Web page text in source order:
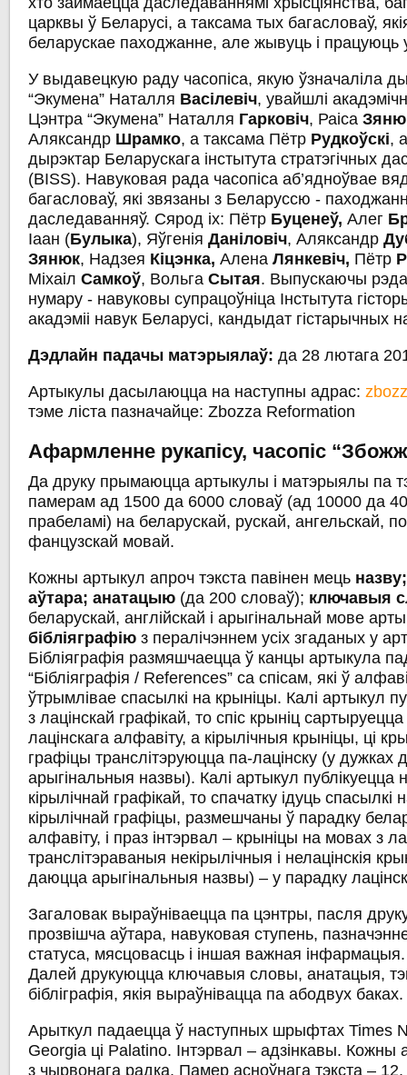
царквы ў Беларусі, а таксама тых багасловаў,
беларускае паходжанне, але жывуць і
У выдавецкую раду часопіса, якую ўзначаліла
“Экумена” Наталля Васілевіч, увайшлі
Цэнтра “Экумена” Наталля Гарковіч, Раіса
Аляксандр Шрамко, а таксама Пётр Рудкоўскі,
дырэктар Беларускага інстытута стратэгічных
(BISS). Навуковая рада часопіса аб’ядноўвае
багасловаў, які звязаны з Беларуссю -
даследаванняў. Сярод іх: Пётр Буценеў, Алег
Іаан (Булыка), ЯўгеніяДаніловіч, Аляксандр
Зянюк, Надзея Кіцэнка,АленаЛянкевіч, Пётр
МіхаілСамкоў, ВольгаСытая. Выпускаючы
нумару - навуковы супрацоўніца Інстытута
акадэміі навук Беларусі, кандыдат гістарычных
Дэдлайн падачы матэрыялаў:да 28 лютага
Артыкулы дасылаюцца на наступны адрас:
тэме ліста пазначайце: Zbozza Reformation
Афармленне рукапісу, часопіс
Да друку прымаюцца артыкулы і матэрыялы па
памерам ад 1500 да 6000 словаў (ад 10000 да
прабеламі) на беларускай, рускай, ангельскай,
фанцузскай мовай.
Кожны артыкул апроч тэкста павінен мець
аўтара; анатацыю (да 200 словаў); ключавыя
беларускай, англійскай і арыгінальнай мове
бібліяграфію з пералічэннем усіх згаданых у
Бібліяграфія размяшчаецца ў канцы артыкула
“Бібліяграфія / References” са спісам, які ў
ўтрымлівае спасылкі на крыніцы. Калі артыкул
з лацінскай графікай, то спіс крыніц
лацінскага алфавіту, а кірылічныя крыніцы, ці
графіцы транслітэруюцца па-лацінску (у дужках
арыгінальныя назвы). Калі артыкул публікуецца
кірылічнай графікай, то спачатку ідуць спасылкі
кірылічнай графіцы, размешчаны ў парадку
алфавіту, і праз інтэрвал – крыніцы на мовах з
транслітэраваныя некірылічныя і нелацінскія
даюцца арыгінальныя назвы) – у парадку
Загаловак выраўніваецца па цэнтры, пасля
прозвішча аўтара, навуковая ступень,
статуса, мясцовасць і іншая важная
Далей друкуюцца ключавыя словы, анатацыя,
бібліграфія, якія выраўнівацца па абодвух баках.
Арыткул падаецца ў наступных шрыфтах Times
Georgia ці Palatino. Інтэрвал – адзінкавы. Кожны
з чырвонага радка. Памер асноўнага тэкста – 12,